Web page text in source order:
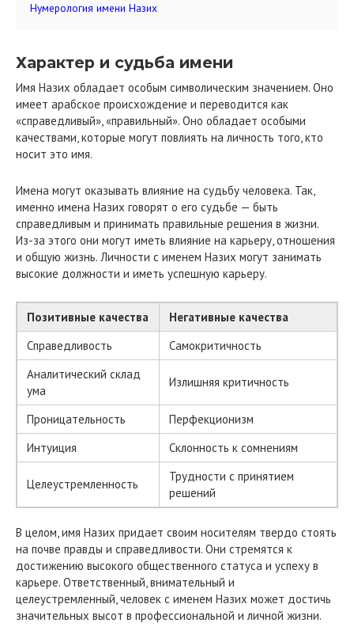
Нумерология имени Назих
Характер и судьба имени
Имя Назих обладает особым символическим значением. Оно
имеет арабское происхождение и переводится как
«справедливый», «правильный». Оно обладает особыми
качествами, которые могут повлиять на личность того, кто
носит это имя.
Имена могут оказывать влияние на судьбу человека. Так,
именно имена Назих говорят о его судьбе — быть
справедливым и принимать правильные решения в жизни.
Из-за этого они могут иметь влияние на карьеру, отношения
и общую жизнь. Личности с именем Назих могут занимать
высокие должности и иметь успешную карьеру.
Позитивные качества
Негативные качества
Справедливость
Самокритичность
Аналитический склад
ума
Излишняя критичность
Проницательность
Перфекционизм
Интуиция
Склонность к сомнениям
Целеустремленность
Трудности с принятием
решений
В целом, имя Назих придает своим носителям твердо стоять
на почве правды и справедливости. Они стремятся к
достижению высокого общественного статуса и успеху в
карьере. Ответственный, внимательный и
целеустремленный, человек с именем Назих может достичь
значительных высот в профессиональной и личной жизни.